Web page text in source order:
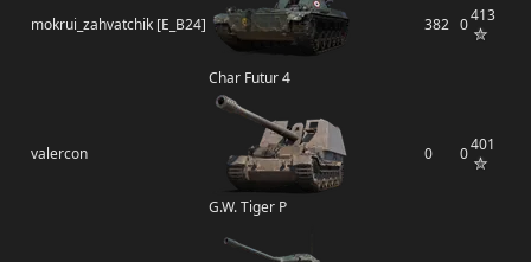
mokrui_zahvatchik [E_B24]
Char Futur 4
382 0413
valercon
G.W. Tiger P
0 0401